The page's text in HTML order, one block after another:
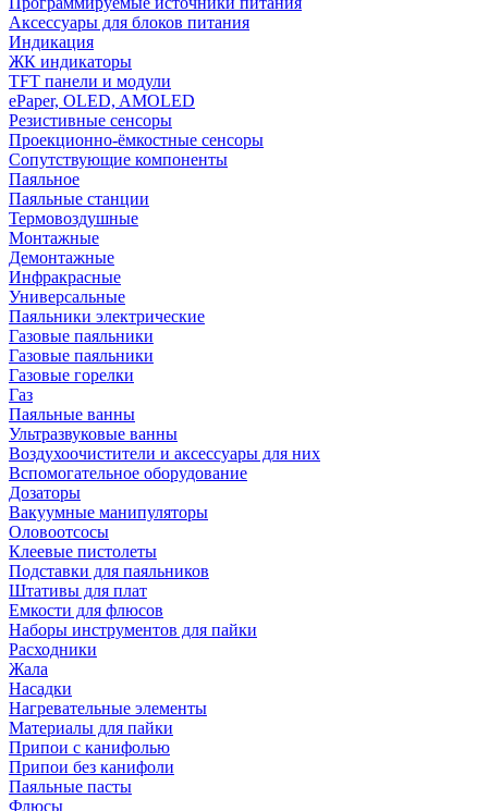
Аксессуары для блоков питания
Индикация
ЖК индикаторы
TFT панели и модули
ePaper, OLED, AMOLED
Резистивные сенсоры
Проекционно-ёмкостные сенсоры
Сопутствующие компоненты
Паяльное
Паяльные станции
Термовоздушные
Монтажные
Демонтажные
Инфракрасные
Универсальные
Паяльники электрические
Газовые паяльники
Газовые паяльники
Газовые горелки
Газ
Паяльные ванны
Ультразвуковые ванны
Воздухоочистители и аксессуары для них
Вспомогательное оборудование
Дозаторы
Вакуумные манипуляторы
Оловоотсосы
Клеевые пистолеты
Подставки для паяльников
Штативы для плат
Емкости для флюсов
Наборы инструментов для пайки
Расходники
Жала
Насадки
Нагревательные элементы
Материалы для пайки
Припои с канифолью
Припои без канифоли
Паяльные пасты
Флюсы